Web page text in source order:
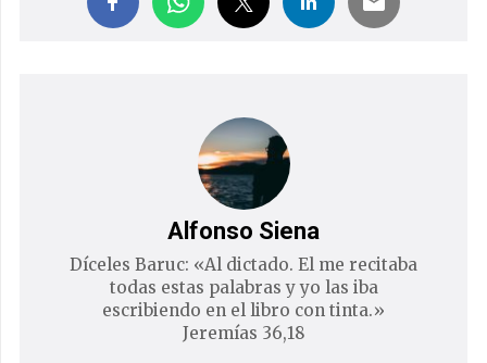
Alfonso Siena
Díceles Baruc: «Al dictado. El me recitaba
todas estas palabras y yo las iba
escribiendo en el libro con tinta.»
Jeremías 36,18